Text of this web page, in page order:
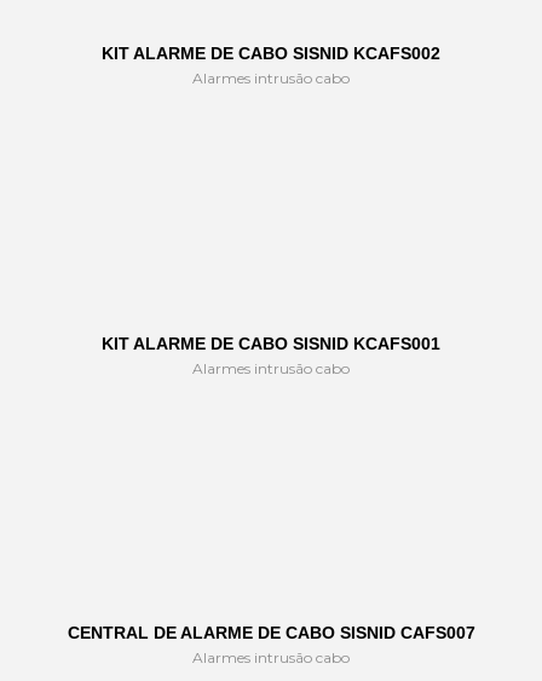
KIT ALARME DE CABO SISNID KCAFS002
Alarmes intrusão cabo
KIT ALARME DE CABO SISNID KCAFS001
Alarmes intrusão cabo
CENTRAL DE ALARME DE CABO SISNID CAFS007
Alarmes intrusão cabo